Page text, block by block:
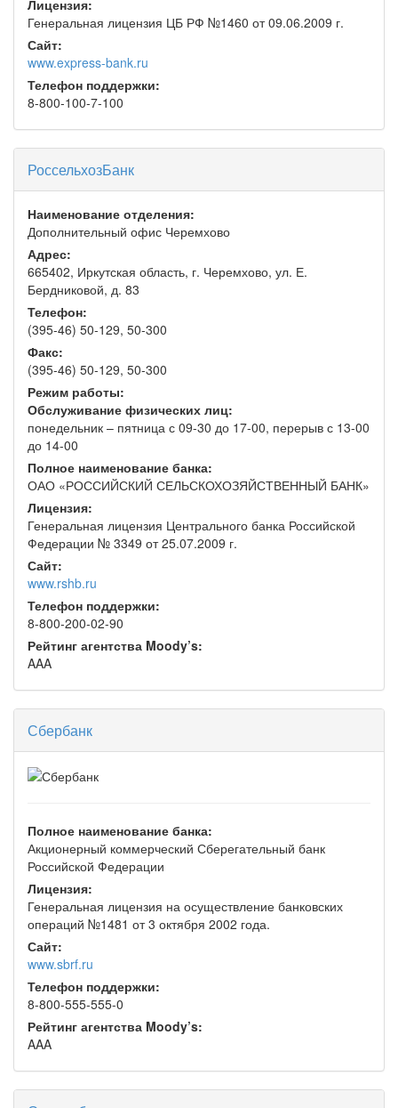
Лицензия:
Генеральная лицензия ЦБ РФ №1460 от 09.06.2009 г.
Сайт:
www.express-bank.ru
Телефон поддержки:
8-800-100-7-100
РоссельхозБанк
Наименование отделения:
Дополнительный офис Черемхово
Адрес:
665402, Иркутская область, г. Черемхово, ул. Е.
Бердниковой, д. 83
Телефон:
(395-46) 50-129, 50-300
Факс:
(395-46) 50-129, 50-300
Режим работы:
Обслуживание физических лиц:
понедельник – пятница с 09-30 до 17-00, перерыв с 13-00
до 14-00
Полное наименование банка:
ОАО «РОССИЙСКИЙ СЕЛЬСКОХОЗЯЙСТВЕННЫЙ БАНК»
Лицензия:
Генеральная лицензия Центрального банка Российской
Федерации № 3349 от 25.07.2009 г.
Сайт:
www.rshb.ru
Телефон поддержки:
8-800-200-02-90
Рейтинг агентства Moody’s:
AAA
Сбербанк
Полное наименование банка:
Акционерный коммерческий Сберегательный банк
Российской Федерации
Лицензия:
Генеральная лицензия на осуществление банковских
операций №1481 от 3 октября 2002 года.
Сайт:
www.sbrf.ru
Телефон поддержки:
8-800-555-555-0
Рейтинг агентства Moody’s:
AAA